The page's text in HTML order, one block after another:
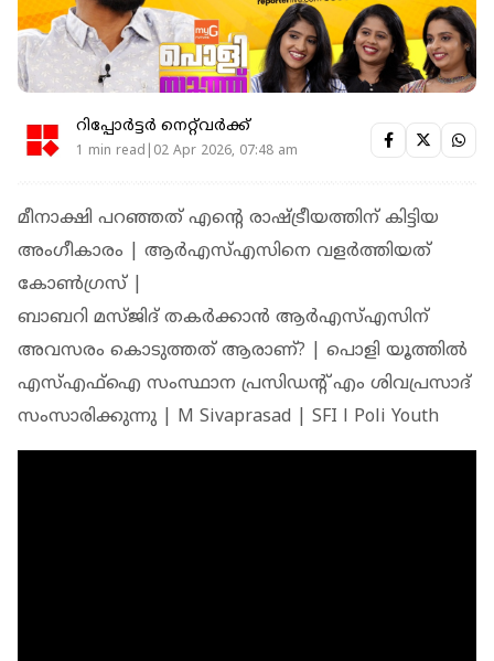
റിപ്പോർട്ടർ നെറ്റ്‌വര്‍ക്ക്‌
1 min read|02 Apr 2026, 07:48 am
മീനാക്ഷി പറഞ്ഞത് എന്റെ രാഷ്ട്രീയത്തിന് കിട്ടിയ
അംഗീകാരം | ആര്‍എസ്എസിനെ വളര്‍ത്തിയത്
കോണ്‍ഗ്രസ് |
ബാബറി മസ്ജിദ് തകര്‍ക്കാന്‍ ആര്‍എസ്എസിന്
അവസരം കൊടുത്തത് ആരാണ്? | പൊളി യൂത്തിൽ
എസ്എഫ്ഐ സംസ്ഥാന പ്രസിഡന്റ് എം ശിവപ്രസാദ്
സംസാരിക്കുന്നു | M Sivaprasad | SFI l Poli Youth